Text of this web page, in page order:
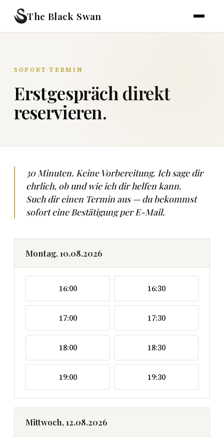
The Black Swan
SOFORT-TERMIN
Erstgespräch direkt
reservieren.
30 Minuten. Keine Vorbereitung. Ich sage dir
ehrlich, ob und wie ich dir helfen kann.
Such dir einen Termin aus — du bekommst
sofort eine Bestätigung per E-Mail.
Montag, 10.08.2026
16:00 16:30
17:00 17:30
18:00 18:30
19:00 19:30
Mittwoch, 12.08.2026